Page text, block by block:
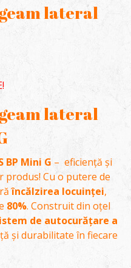
lateral
lateral
BP Mini G – eficiență și
Cu o putere de
încălzirea locuinței,
80%. Construit din oțel
de autocurățare a
și durabilitate în fiecare